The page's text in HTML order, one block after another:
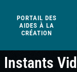
PORTAIL DES
AIDES À LA
CRÉATION
Instants